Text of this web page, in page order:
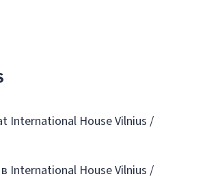
International House Vilnius /
International House Vilnius /